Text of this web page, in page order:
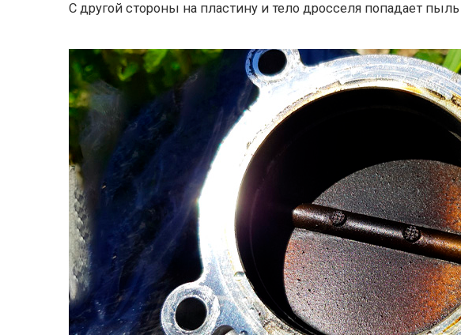
С другой стороны на пластину и тело дросселя попадает пыль